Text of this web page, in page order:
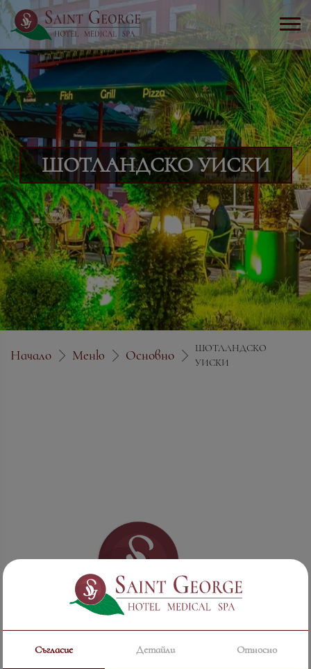
ШОТЛАНДСКО УИСКИ
Начало Меню Основно
ШОТЛАНДСКО
УИСКИ
Съгласие Детайли Относно